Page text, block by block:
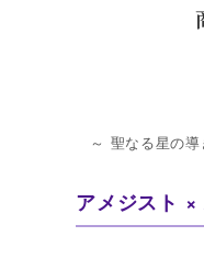
～ 聖なる星の
アメジスト ×